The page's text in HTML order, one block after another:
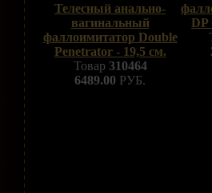
Телесный анально-
вагинальный
фаллоимитатор Double
Penetrator - 19,5 см.
Товар 310464
6489.00 РУБ.
DP